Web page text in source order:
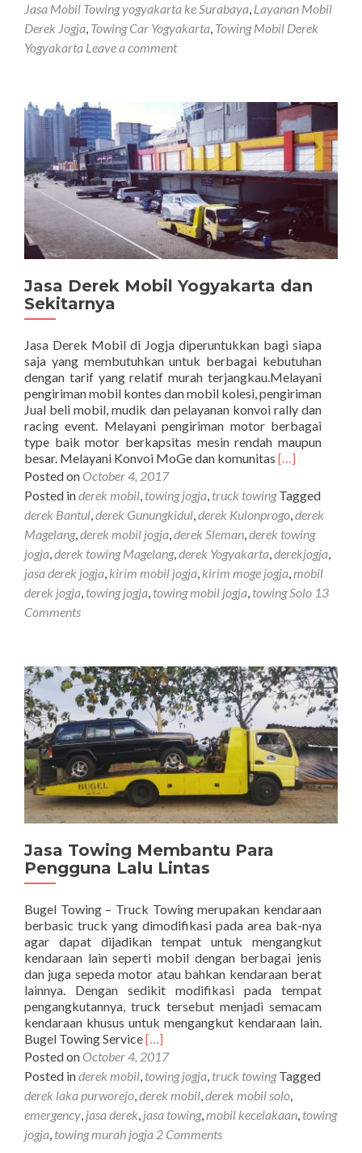
VIA
TOWING
CAR
BUGEL
Jasa Mobil Towing yogyakarta ke Surabaya, Layanan Mobil
Derek Jogja, Towing Car Yogyakarta, Towing Mobil Derek
Yogyakarta Leave a comment
Jasa Derek Mobil Yogyakarta dan
Sekitarnya
Jasa Derek Mobil di Jogja diperuntukkan bagi siapa
saja yang membutuhkan untuk berbagai kebutuhan
dengan tarif yang relatif murah terjangkau.Melayani
pengiriman mobil kontes dan mobil kolesi, pengiriman
Jual beli mobil, mudik dan pelayanan konvoi rally dan
racing event. Melayani pengiriman motor berbagai
type baik motor berkapsitas mesin rendah maupun
besar. Melayani Konvoi MoGe dan komunitas Read
about
Jasa
Derek
Mobil
Yogyakarta
dan
Sekitarnya
[…]
Posted on October 4, 2017
Posted inderek mobil, towing jogja, truck towing Tagged
derek Bantul,derek Gunungkidul,derek Kulonprogo,derek
Magelang,derek mobil jogja,derek Sleman,derek towing
jogja,derek towing Magelang,derek Yogyakarta,derekjogja,
jasa derek jogja, kirim mobil jogja, kirim moge jogja,mobil
derek jogja, towing jogja, towing mobil jogja, towing Solo 13
Comments
Jasa Towing Membantu Para
Pengguna Lalu Lintas
Bugel Towing – Truck Towing merupakan kendaraan
berbasic truck yang dimodifikasi pada area bak-nya
agar dapat dijadikan tempat untuk mengangkut
kendaraan lain seperti mobil dengan berbagai jenis
dan juga sepeda motor atau bahkan kendaraan berat
lainnya. Dengan sedikit modifikasi pada tempat
pengangkutannya, truck tersebut menjadi semacam
kendaraan khusus untuk mengangkut kendaraan lain.
Bugel Towing ServiceRead
more
about
Jasa
Towing
Membantu
Para
[…]
Posted on October 4, 2017
Posted inderek mobil, towing jogja, truck towing Tagged
derek laka purworejo,derek mobil,derek mobil solo,
emergency, jasa derek, jasa towing,mobil kecelakaan, towing
jogja, towing murah jogja 2 Comments